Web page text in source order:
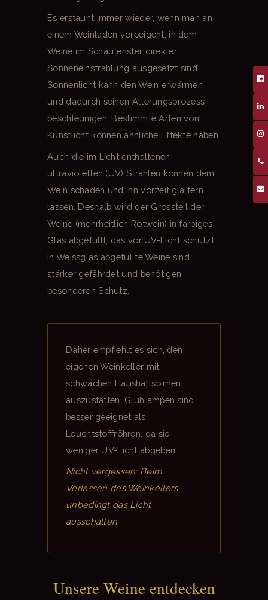
Es erstaunt immer wieder, wenn man an
einem Weinladen vorbeigeht, in dem
Weine im Schaufenster direkter
Sonneneinstrahlung ausgesetzt sind.
Sonnenlicht kann den Wein erwärmen
und dadurch seinen Alterungsprozess
beschleunigen. Bestimmte Arten von
Kunstlicht können ähnliche Effekte haben.
Auch die im Licht enthaltenen
ultravioletten (UV) Strahlen können dem
Wein schaden und ihn vorzeitig altern
lassen. Deshalb wird der Grossteil der
Weine (mehrheitlich Rotwein) in farbiges
Glas abgefüllt, das vor UV-Licht schützt.
In Weissglas abgefüllte Weine sind
stärker gefährdet und benötigen
besonderen Schutz.
Daher empfiehlt es sich, den
eigenen Weinkeller mit
schwachen Haushaltsbirnen
auszustatten. Glühlampen sind
besser geeignet als
Leuchtstoffröhren, da sie
weniger UV-Licht abgeben.
Nicht vergessen: Beim
Verlassen des Weinkellers
unbedingt das Licht
ausschalten.
Unsere Weine entdecken